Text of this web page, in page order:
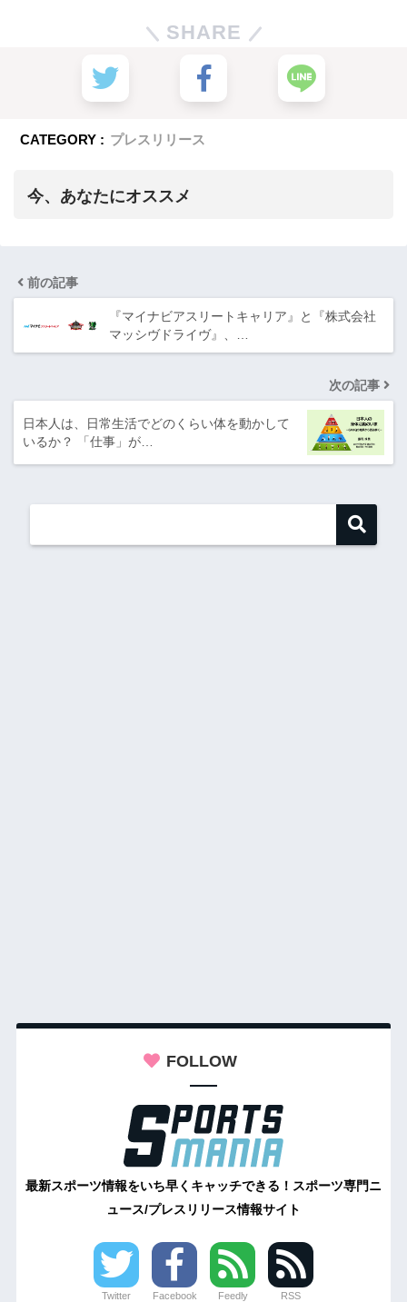
SHARE
CATEGORY : プレスリリース
今、あなたにオススメ
前の記事
『マイナビアスリートキャリア』と『株式会社
マッシヴドライヴ』、…
次の記事
日本人は、日常生活でどのくらい体を動かして
いるか？ 「仕事」が…
FOLLOW
最新スポーツ情報をいち早くキャッチできる！スポーツ専門ニ
ュース/プレスリリース情報サイト
Twitter Facebook Feedly RSS